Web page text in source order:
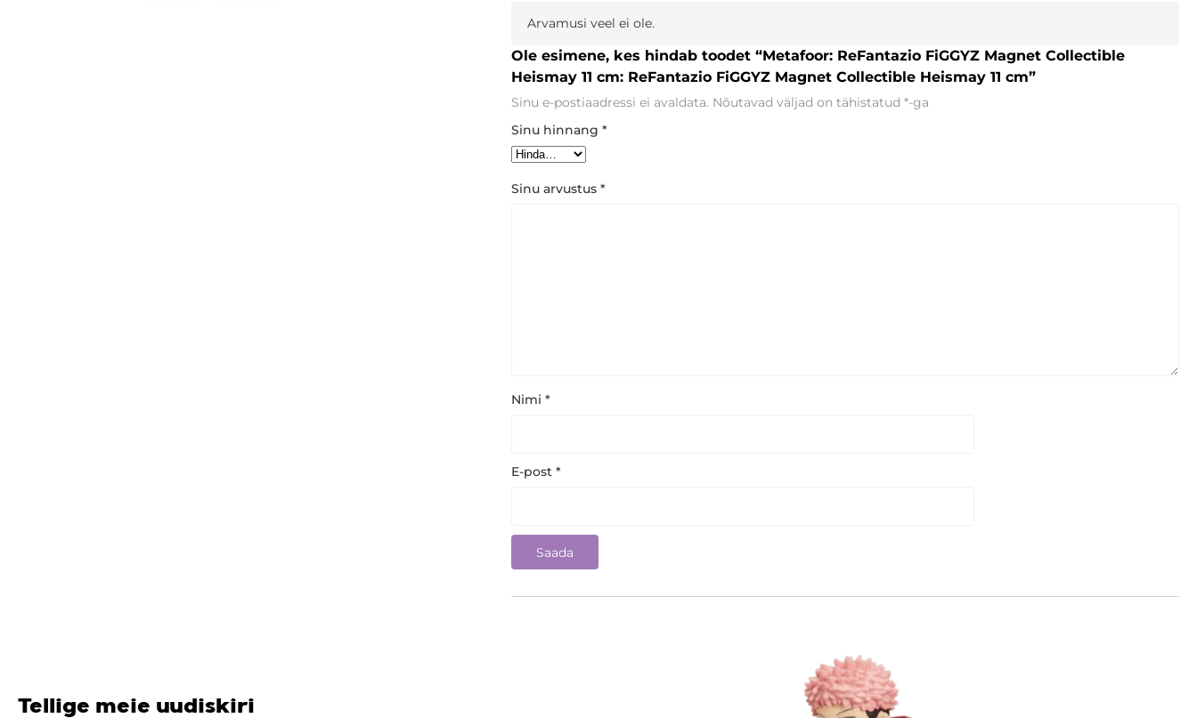
Arvamusi veel ei ole.
Ole esimene, kes hindab toodet “Metafoor: ReFantazio FiGGYZ Magnet Collectible
Heismay 11 cm: ReFantazio FiGGYZ Magnet Collectible Heismay 11 cm”
Sinu e-postiaadressi ei avaldata. Nõutavad väljad on tähistatud *-ga
Sinu hinnang *
Sinu arvustus *
Nimi *
E-post *
Tellige meie uudiskiri